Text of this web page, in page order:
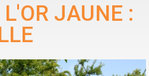
L'OR JAUNE :